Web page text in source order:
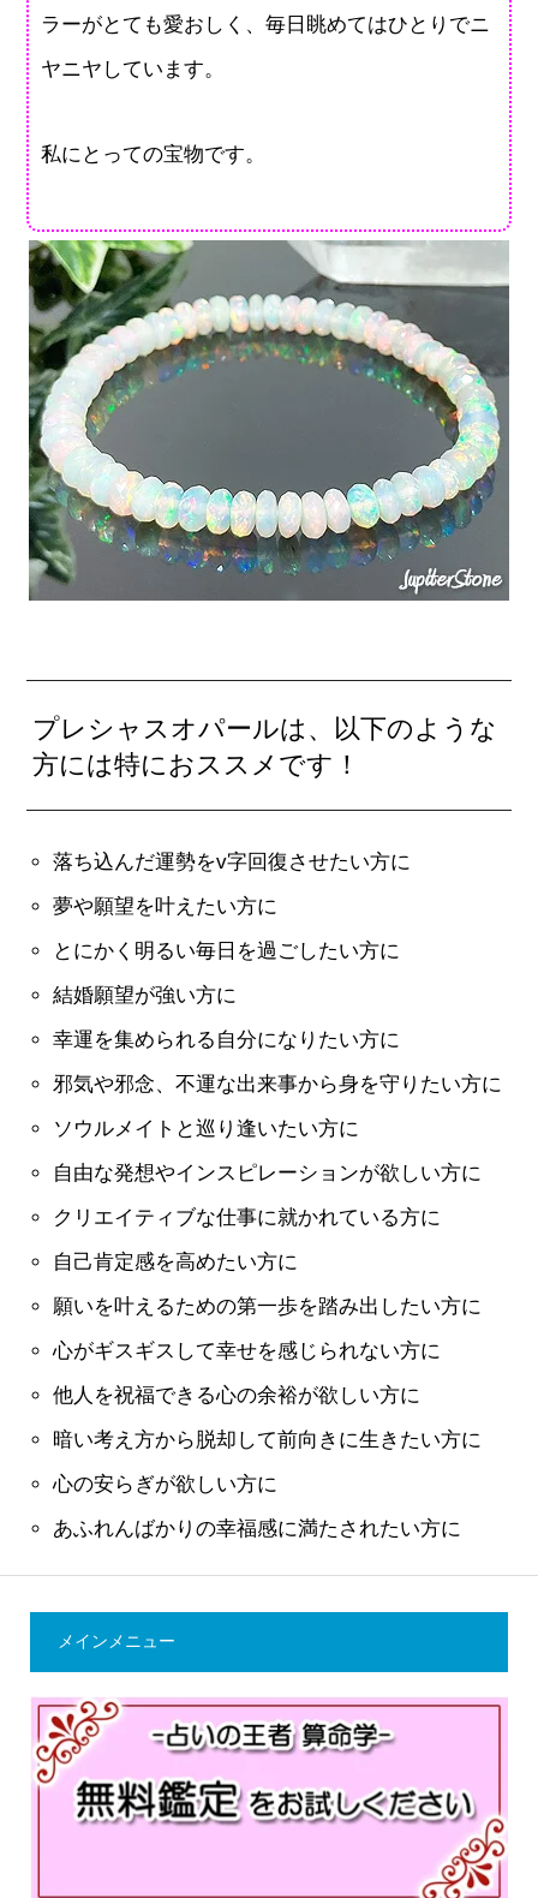
ラーがとても愛おしく、毎日眺めてはひとりでニ
ヤニヤしています。
私にとっての宝物です。
プレシャスオパールは、以下のような
方には特におススメです！
落ち込んだ運勢をv字回復させたい方に
夢や願望を叶えたい方に
とにかく明るい毎日を過ごしたい方に
結婚願望が強い方に
幸運を集められる自分になりたい方に
邪気や邪念、不運な出来事から身を守りたい方に
ソウルメイトと巡り逢いたい方に
自由な発想やインスピレーションが欲しい方に
クリエイティブな仕事に就かれている方に
自己肯定感を高めたい方に
願いを叶えるための第一歩を踏み出したい方に
心がギスギスして幸せを感じられない方に
他人を祝福できる心の余裕が欲しい方に
暗い考え方から脱却して前向きに生きたい方に
心の安らぎが欲しい方に
あふれんばかりの幸福感に満たされたい方に
メインメニュー